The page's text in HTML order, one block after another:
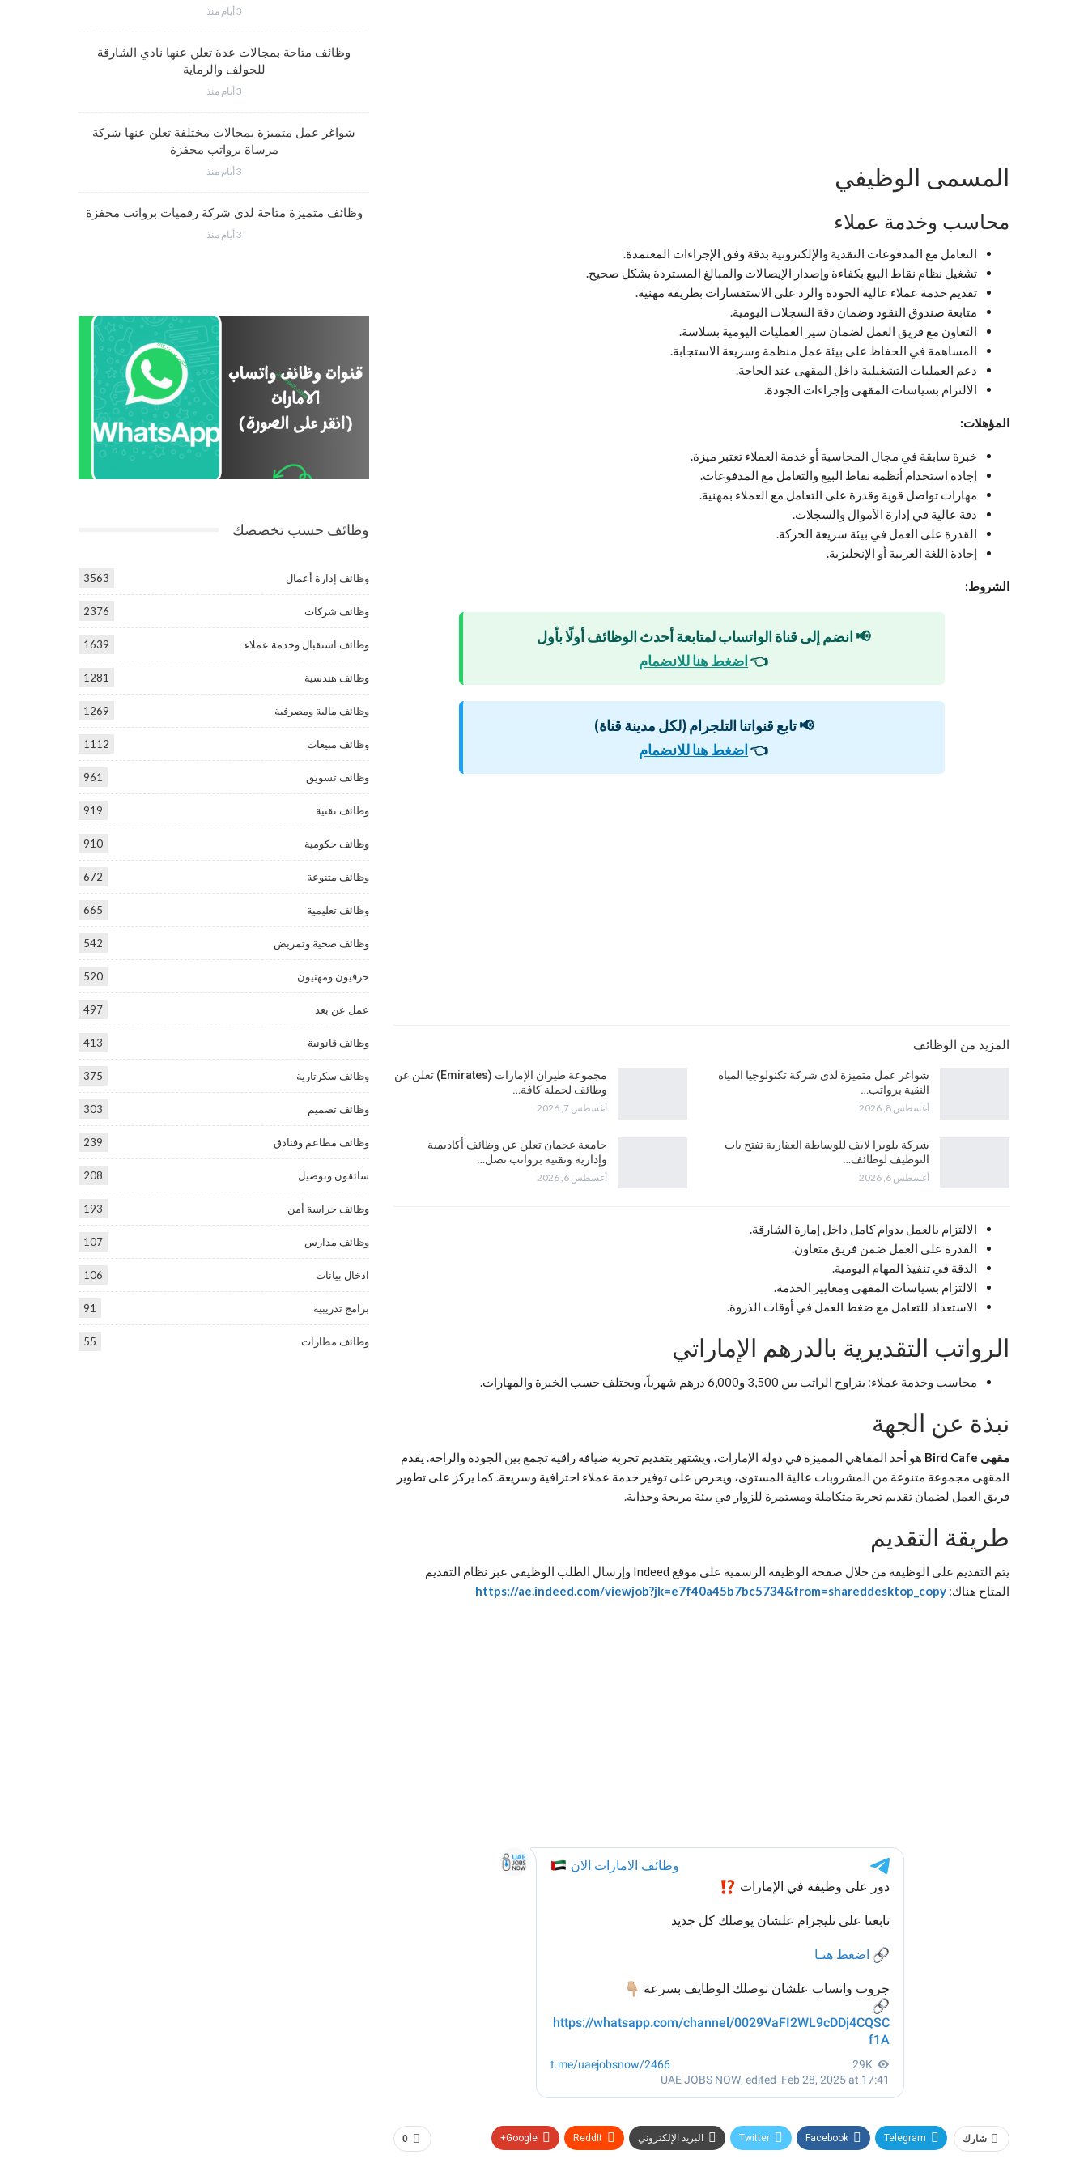
المسمى الوظيفي
محاسب وخدمة عملاء
التعامل مع المدفوعات النقدية والإلكترونية بدقة وفق الإجراءات المعتمدة.
تشغيل نظام نقاط البيع بكفاءة وإصدار الإيصالات والمبالغ المستردة بشكل صحيح.
تقديم خدمة عملاء عالية الجودة والرد على الاستفسارات بطريقة مهنية.
متابعة صندوق النقود وضمان دقة السجلات اليومية.
التعاون مع فريق العمل لضمان سير العمليات اليومية بسلاسة.
المساهمة في الحفاظ على بيئة عمل منظمة وسريعة الاستجابة.
دعم العمليات التشغيلية داخل المقهى عند الحاجة.
الالتزام بسياسات المقهى وإجراءات الجودة.
المؤهلات:
خبرة سابقة في مجال المحاسبة أو خدمة العملاء تعتبر ميزة.
إجادة استخدام أنظمة نقاط البيع والتعامل مع المدفوعات.
مهارات تواصل قوية وقدرة على التعامل مع العملاء بمهنية.
دقة عالية في إدارة الأموال والسجلات.
القدرة على العمل في بيئة سريعة الحركة.
إجادة اللغة العربية أو الإنجليزية.
الشروط:
📢 انضم إلى قناة الواتساب لمتابعة أحدث الوظائف أولًا بأول
👈اضغط هنا للانضمام
📢 تابع قنواتنا التلجرام (لكل مدينة قناة)
👈اضغط هنا للانضمام
المزيد من الوظائف
شواغر عمل متميزة لدى شركة تكنولوجيا المياه
النقية برواتب…
أغسطس 8, 2026
مجموعة طيران الإمارات (Emirates) تعلن عن
وظائف لحملة كافة…
أغسطس 7, 2026
شركة بلويرا لايف للوساطة العقارية تفتح باب
التوظيف لوظائف…
أغسطس 6, 2026
جامعة عجمان تعلن عن وظائف أكاديمية
وإدارية وتقنية برواتب تصل…
أغسطس 6, 2026
الالتزام بالعمل بدوام كامل داخل إمارة الشارقة.
القدرة على العمل ضمن فريق متعاون.
الدقة في تنفيذ المهام اليومية.
الالتزام بسياسات المقهى ومعايير الخدمة.
الاستعداد للتعامل مع ضغط العمل في أوقات الذروة.
الرواتب التقديرية بالدرهم الإماراتي
محاسب وخدمة عملاء: يتراوح الراتب بين 3,500 و6,000 درهم شهرياً، ويختلف حسب الخبرة والمهارات.
نبذة عن الجهة
مقهى Bird Cafe
هو أحد المقاهي المميزة في دولة الإمارات، ويشتهر بتقديم تجربة ضيافة راقية تجمع بين الجودة والراحة. يقدم
المقهى مجموعة متنوعة من المشروبات عالية المستوى، ويحرص على توفير خدمة عملاء احترافية وسريعة. كما يركز على تطوير
فريق العمل لضمان تقديم تجربة متكاملة ومستمرة للزوار في بيئة مريحة وجذابة.
طريقة التقديم
يتم التقديم على الوظيفة من خلال صفحة الوظيفة الرسمية على موقع Indeed وإرسال الطلب الوظيفي عبر نظام التقديم
المتاح هناك: https://ae.indeed.com/viewjob?jk=e7f40a45b7bc5734&from=shareddesktop_copy
0 شارك Telegram
Facebook
Twitter البريد الإلكتروني ReddIt
Google+
3 أيام منذ
وظائف متاحة بمجالات عدة تعلن عنها نادي الشارقة
للجولف والرماية
3 أيام منذ
شواغر عمل متميزة بمجالات مختلفة تعلن عنها شركة
مرساة برواتب محفزة
3 أيام منذ
وظائف متميزة متاحة لدى شركة رقميات برواتب محفزة
3 أيام منذ
وظائف حسب تخصصك
وظائف إدارة أعمال 3563
وظائف شركات 2376
وظائف استقبال وخدمة عملاء 1639
وظائف هندسية 1281
وظائف مالية ومصرفية 1269
وظائف مبيعات 1112
وظائف تسويق 961
وظائف تقنية 919
وظائف حكومية 910
وظائف متنوعة 672
وظائف تعليمية 665
وظائف صحية وتمريض 542
حرفيون ومهنيون 520
عمل عن بعد 497
وظائف قانونية 413
وظائف سكرتارية 375
وظائف تصميم 303
وظائف مطاعم وفنادق 239
سائقون وتوصيل 208
وظائف حراسة أمن 193
وظائف مدارس 107
ادخال بيانات 106
برامج تدريبية 91
وظائف مطارات 55